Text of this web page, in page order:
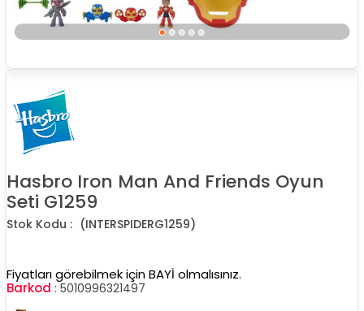
Hasbro Iron Man And Friends Oyun
Seti G1259
(INTERSPIDERG1259)
Fiyatları görebilmek için BAYİ olmalısınız.
Barkod : 5010996321497